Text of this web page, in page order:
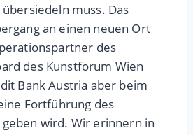
muss. Das
an einen neuen Ort
des
des Kunstforum Wien
Bank Austria aber beim
Fortführung des
wird. Wir erinnern in